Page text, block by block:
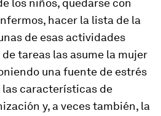
los niños, quedarse con
hacer la lista de la
de esas actividades
tareas las asume la mujer
una fuente de estrés
características de
y, a veces también, la